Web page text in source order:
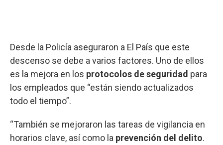
Desde la Policía aseguraron a El País que este
descenso se debe a varios factores. Uno de ellos
es la mejora en los protocolos de seguridad para
los empleados que “están siendo actualizados
todo el tiempo”.
“También se mejoraron las tareas de vigilancia en
horarios clave, así como la prevención del delito.